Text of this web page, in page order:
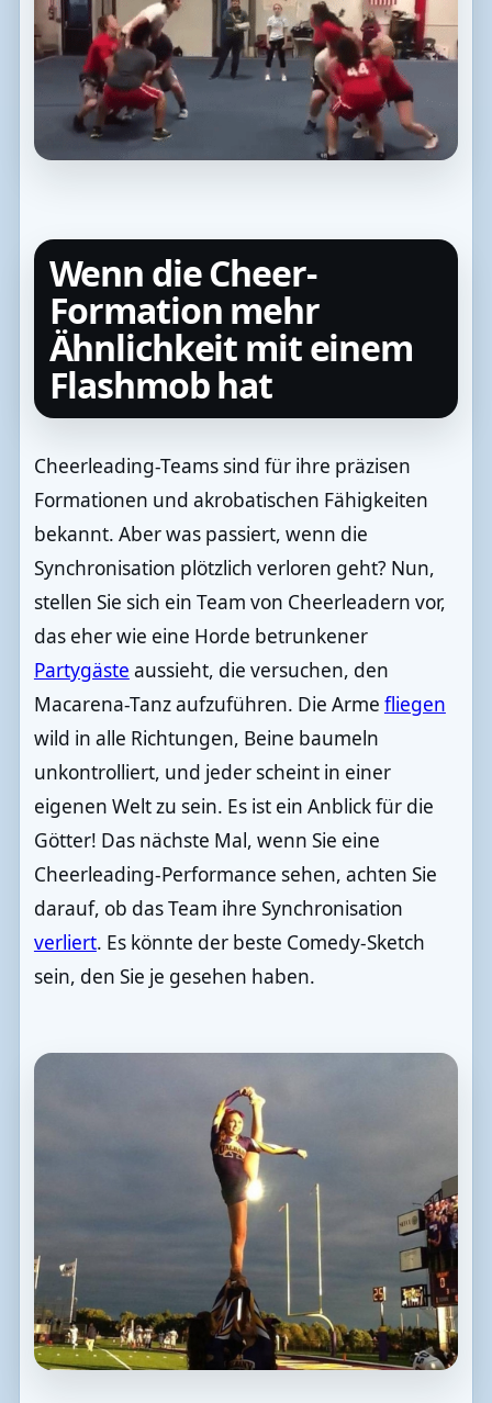
Wenn die Cheer-
Formation mehr
Ähnlichkeit mit einem
Flashmob hat
Cheerleading-Teams sind für ihre präzisen
Formationen und akrobatischen Fähigkeiten
bekannt. Aber was passiert, wenn die
Synchronisation plötzlich verloren geht? Nun,
stellen Sie sich ein Team von Cheerleadern vor,
das eher wie eine Horde betrunkener
Partygäste aussieht, die versuchen, den
Macarena-Tanz aufzuführen. Die Arme fliegen
wild in alle Richtungen, Beine baumeln
unkontrolliert, und jeder scheint in einer
eigenen Welt zu sein. Es ist ein Anblick für die
Götter! Das nächste Mal, wenn Sie eine
Cheerleading-Performance sehen, achten Sie
darauf, ob das Team ihre Synchronisation
verliert. Es könnte der beste Comedy-Sketch
sein, den Sie je gesehen haben.